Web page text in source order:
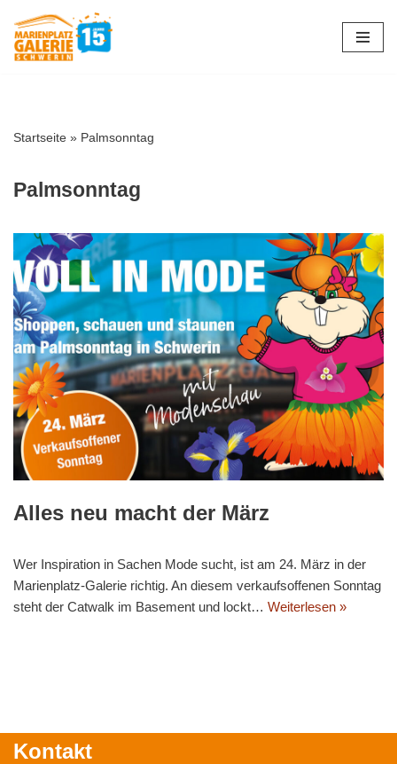
Zum
Startseite » Palmsonntag
Palmsonntag
Alles neu macht der März
Wer Inspiration in Sachen Mode sucht, ist am 24. März in der
Marienplatz-Galerie richtig. An diesem verkaufsoffenen Sonntag
steht der Catwalk im Basement und lockt… Weiterlesen »
Kontakt